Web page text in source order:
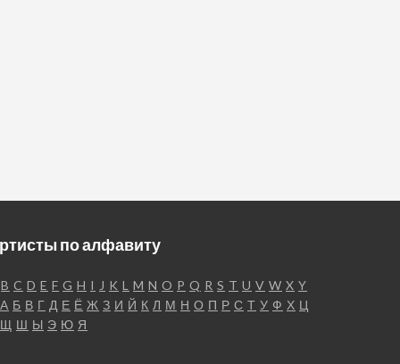
по алфавиту
B C D E F G H I J K L M N O P Q R S T U V W X Y
А Б В Г Д Е Ё Ж З И Й К Л М Н О П Р С Т У Ф Х Ц
Щ Ш Ы Э Ю Я